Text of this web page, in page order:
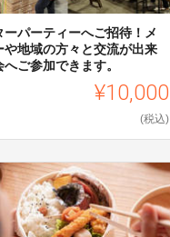
ーパーティーへご招待！メ
や地域の方々と交流が出来
へご参加できます。
¥10,000
(税込)